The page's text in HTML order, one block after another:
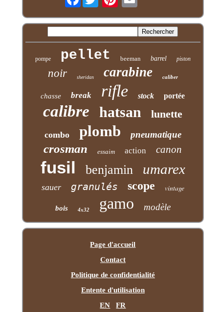
pompe pellet beeman barrel piston
noir sheridan carabine caliber
chasse break rifle stock portée
calibre hatsan lunette
combo plomb pneumatique
crosman essaim action canon
fusil benjamin umarex
sauer granulés scope vintage
bois 4x32 gamo modèle
Page d'accueil
Contact
Politique de confidentialité
Entente d'utilisation
EN
FR